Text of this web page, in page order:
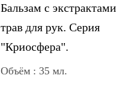
Бальзам с экстрактами
трав для рук. Серия
"Криосфера".
Объём : 35 мл.